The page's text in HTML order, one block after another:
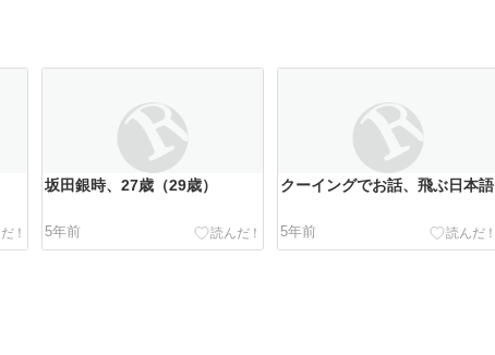
坂田銀時、27歳（29歳）
5年前
クーイングでお話、飛ぶ日本語
5年前